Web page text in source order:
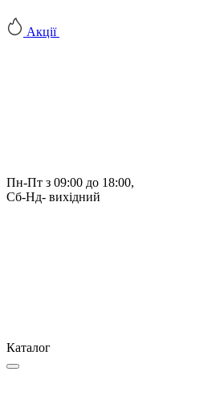
Акції
Пн-Пт з 09:00 до 18:00,
Сб-Нд- вихідний
Каталог